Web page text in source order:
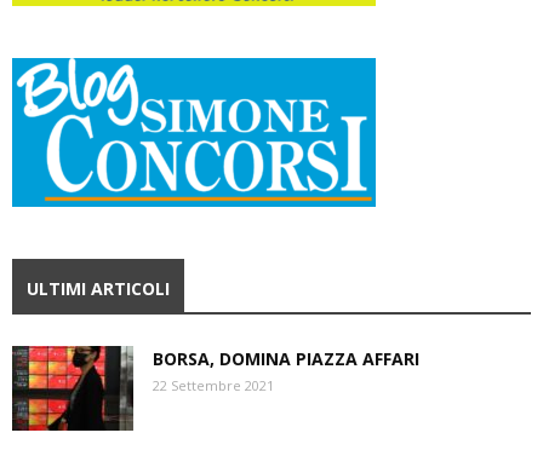
ULTIMI ARTICOLI
BORSA, DOMINA PIAZZA AFFARI
22 Settembre 2021